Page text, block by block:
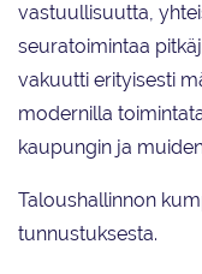
vastuullisuutta,
seuratoimintaa
vakuutti erityisesti
modernilla
kaupungin ja
Taloushallinnon
tunnustuksesta.